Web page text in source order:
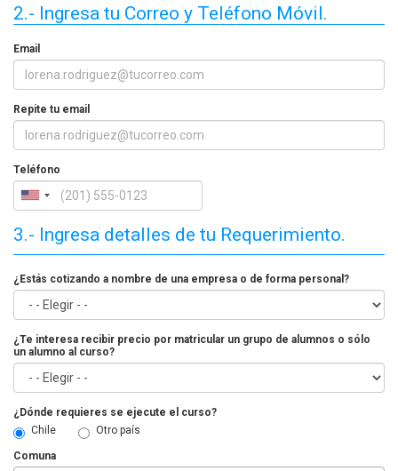
2.- Ingresa tu Correo y Teléfono Móvil.
Email
Repite tu email
Teléfono
3.- Ingresa detalles de tu Requerimiento.
¿Estás cotizando a nombre de una empresa o de forma personal?
¿Te interesa recibir precio por matricular un grupo de alumnos o sólo
un alumno al curso?
¿Dónde requieres se ejecute el curso?
Chile
Otro país
Comuna